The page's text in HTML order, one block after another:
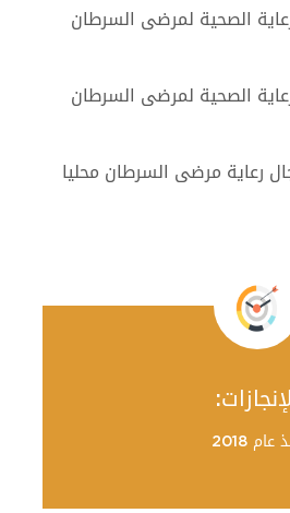
الصحية لمرضى السرطان
الصحية لمرضى السرطان
رعاية مرضى السرطان محليا
2018